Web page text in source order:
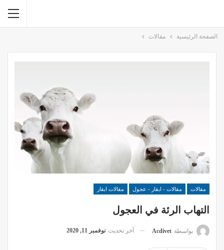
الصفحة الرئيسية مقالات
مقالات مقالات - ابقار - عجول مقالات ابقار
التهاب الرئة في العجول
بواسطة Acdivet آخر تحديث نوفمبر 11, 2020